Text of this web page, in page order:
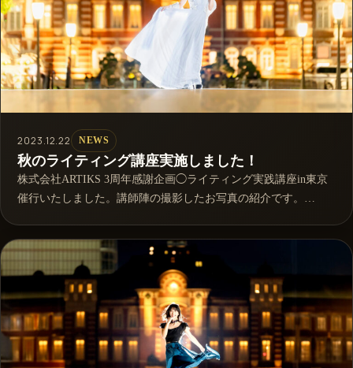
2023.12.22 NEWS
秋のライティング講座実施しました！
株式会社ARTIKS 3周年感謝企画◯ライティング実践講座in東京
催行いたしました。講師陣の撮影したお写真の紹介です。…